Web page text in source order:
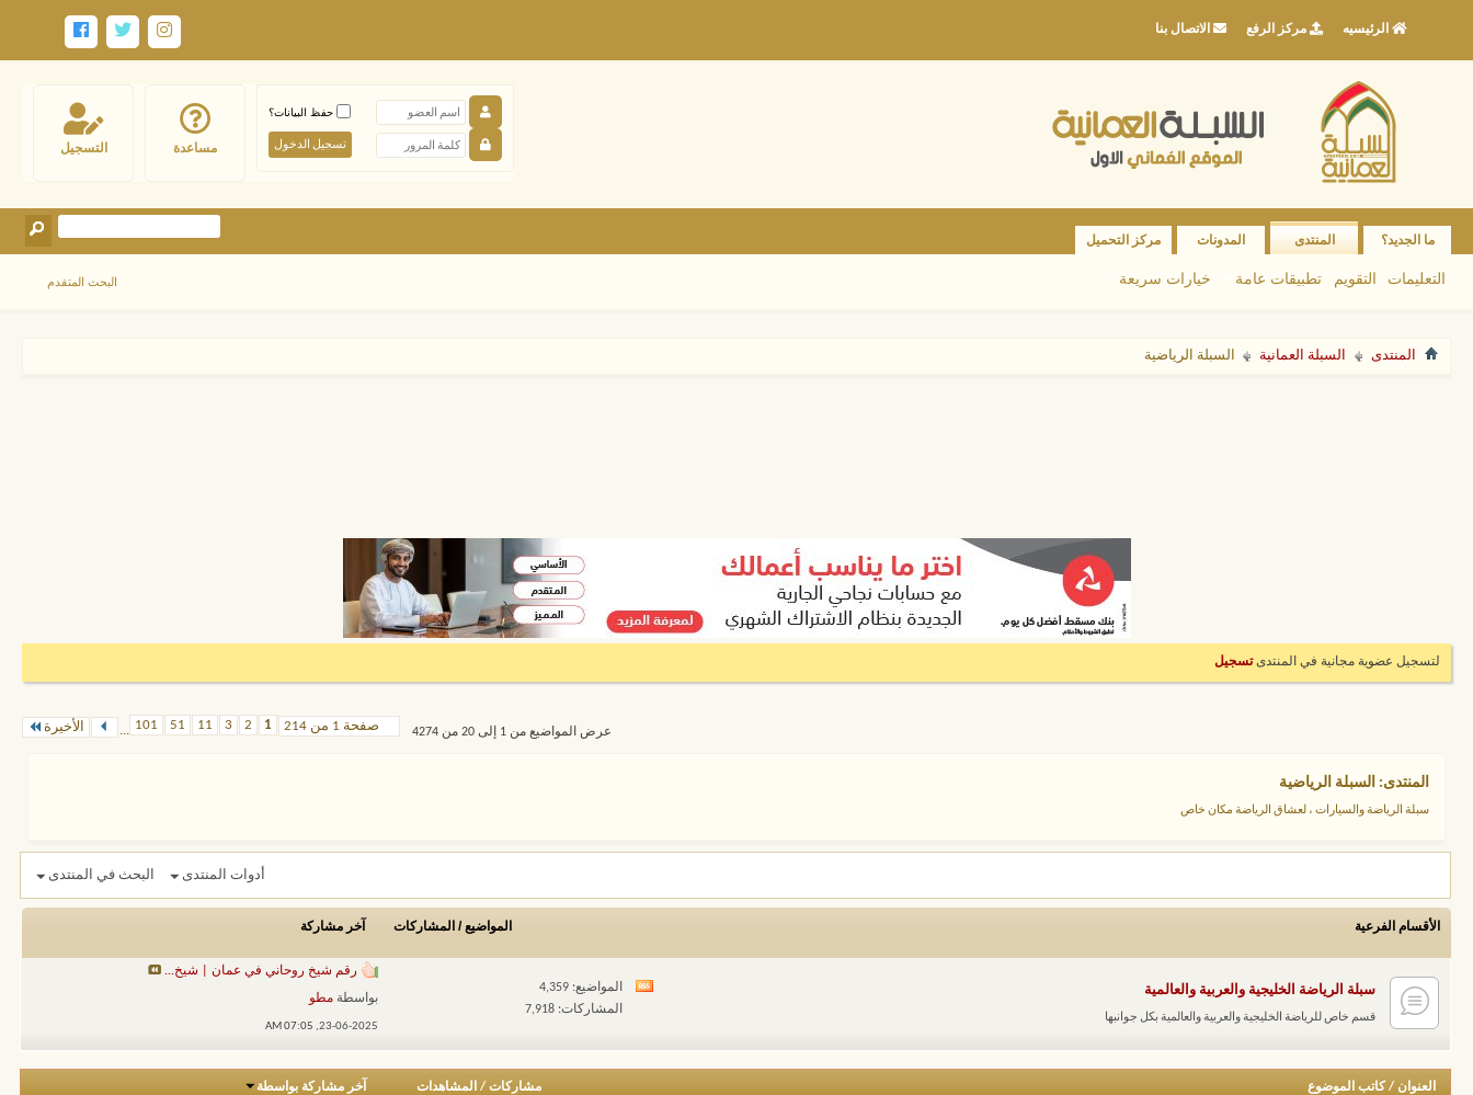
الرئيسيه مركز الرفع الاتصال بنا
التسجيل مساعدة
حفظ البيانات؟
ما الجديد؟ المنتدى
التعليمات التقويم تطبيقات عامة خيارات سريعة
المدونات مركز التحميل
البحث المتقدم
المنتدى السبلة العمانية السبلة الرياضية
لتسجيل عضوية مجانية في المنتدىتسجيل
صفحة 1 من 214 1
2
3
11
51
101
... الأخيرة عرض المواضيع من 1 إلى 20 من 4274
المنتدى: السبلة الرياضية
سبلة الرياضة والسيارات ، لعشاق الرياضة مكان خاص
أدوات المنتدى البحث في المنتدى
الأقسام الفرعية المواضيع / المشاركات آخر مشاركة
سبلة الرياضة الخليجية والعربية والعالمية
قسم خاص للرياضة الخليجية والعربية والعالمية بكل جوانبها
مشاهدة
هذا
المواضيع: 4,359
المشاركات: 7,918
رقم شيخ روحاني في عمان | شيخ...
بواسطة مطو
23-06-2025,
07:05 AM
العنوان / كاتب الموضوع مشاركات/ المشاهدات آخر مشاركة بواسطة